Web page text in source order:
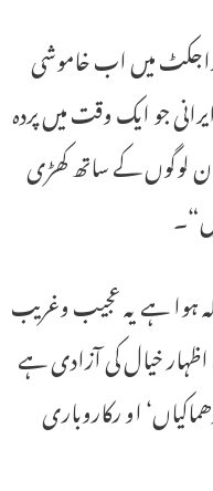
میں اب خاموشی
جو ایک وقت میں پردہ
ان لوگوں کے ساتھ کھڑی
ہوا ہے یہ عجیب وغریب
اظہار خیال کی آزادی ہے
او رکاروباری